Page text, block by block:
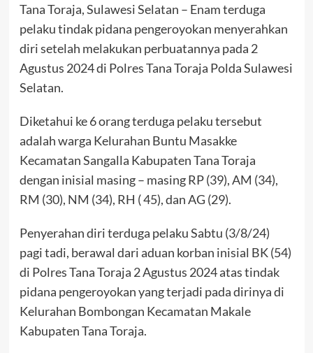
Tana Toraja, Sulawesi Selatan – Enam terduga
pelaku tindak pidana pengeroyokan menyerahkan
diri setelah melakukan perbuatannya pada 2
Agustus 2024 di Polres Tana Toraja Polda Sulawesi
Selatan.
Diketahui ke 6 orang terduga pelaku tersebut
adalah warga Kelurahan Buntu Masakke
Kecamatan Sangalla Kabupaten Tana Toraja
dengan inisial masing – masing RP (39), AM (34),
RM (30), NM (34), RH ( 45), dan AG (29).
Penyerahan diri terduga pelaku Sabtu (3/8/24)
pagi tadi, berawal dari aduan korban inisial BK (54)
di Polres Tana Toraja 2 Agustus 2024 atas tindak
pidana pengeroyokan yang terjadi pada dirinya di
Kelurahan Bombongan Kecamatan Makale
Kabupaten Tana Toraja.